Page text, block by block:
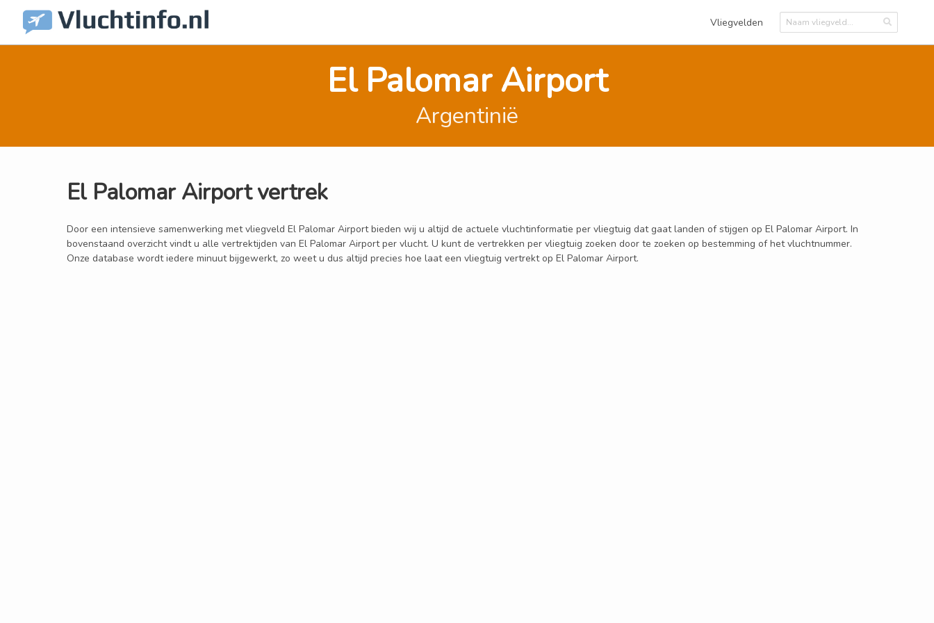
Vliegvelden
El Palomar Airport
Argentinië
El Palomar Airport vertrek
Door een intensieve samenwerking met vliegveld El Palomar Airport bieden wij u altijd de actuele vluchtinformatie per vliegtuig dat gaat landen of stijgen op El Palomar Airport. In
bovenstaand overzicht vindt u alle vertrektijden van El Palomar Airport per vlucht. U kunt de vertrekken per vliegtuig zoeken door te zoeken op bestemming of het vluchtnummer.
Onze database wordt iedere minuut bijgewerkt, zo weet u dus altijd precies hoe laat een vliegtuig vertrekt op El Palomar Airport.